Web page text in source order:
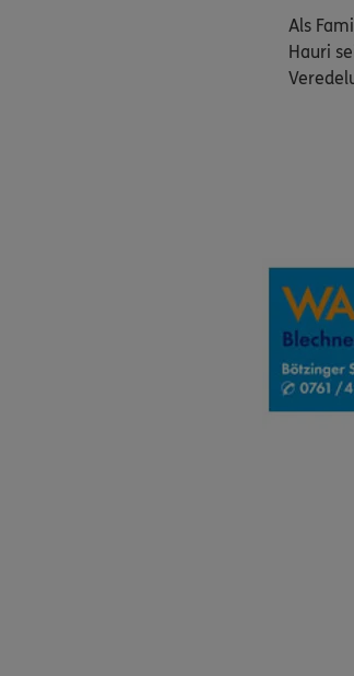
Als
Hauri